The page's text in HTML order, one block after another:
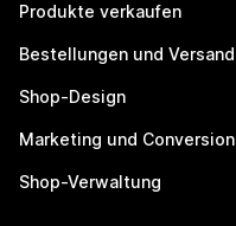
Produkte verkaufen
Bestellungen und Versand
Shop-Design
Marketing und Conversion
Shop-Verwaltung